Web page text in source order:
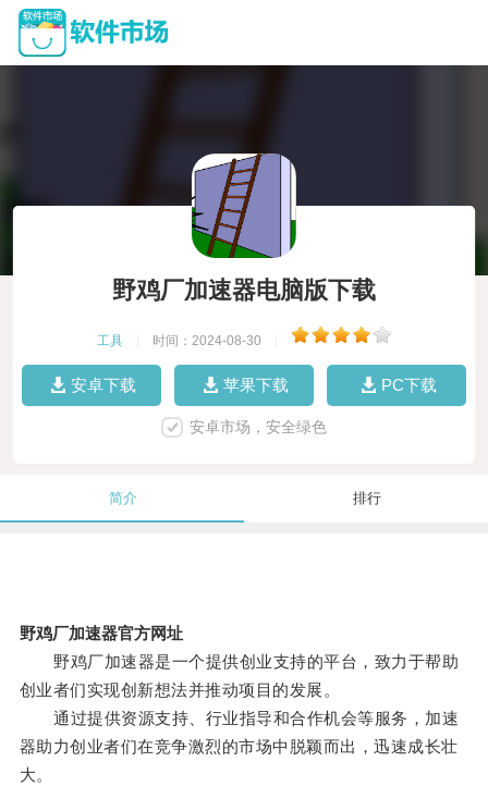
野鸡厂加速器电脑版下载
工具 时间：2024-08-30
安卓下载 苹果下载 PC下载
安卓市场，安全绿色
简介 排行
野鸡厂加速器官方网址
野鸡厂加速器是一个提供创业支持的平台，致力于帮助
创业者们实现创新想法并推动项目的发展。
通过提供资源支持、行业指导和合作机会等服务，加速
器助力创业者们在竞争激烈的市场中脱颖而出，迅速成长壮
大。